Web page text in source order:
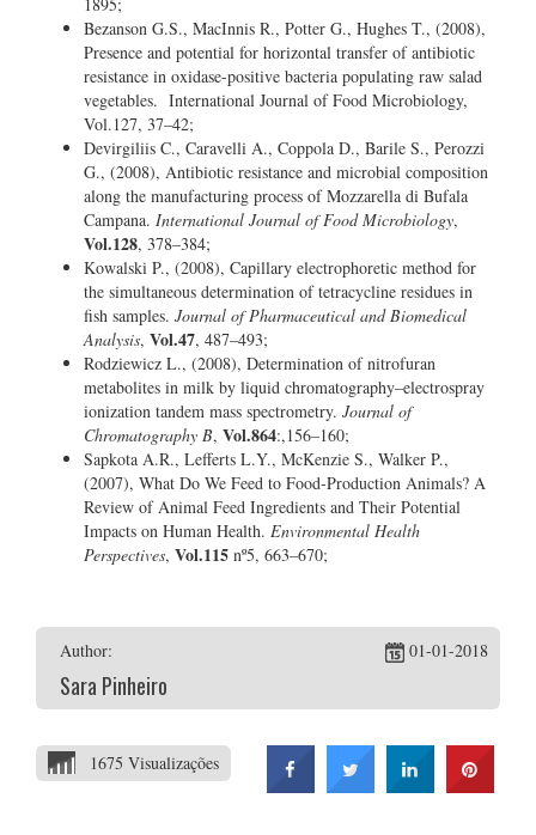
Bezanson G.S., MacInnis R., Potter G., Hughes T., (2008),
Presence and potential for horizontal transfer of antibiotic
resistance in oxidase-positive bacteria populating raw salad
vegetables. International Journal of Food Microbiology,
Vol.127, 37–42;
Devirgiliis C., Caravelli A., Coppola D., Barile S., Perozzi
G., (2008), Antibiotic resistance and microbial composition
along the manufacturing process of Mozzarella di Bufala
Campana. International Journal of Food Microbiology,
Vol.128, 378–384;
Kowalski P., (2008), Capillary electrophoretic method for
the simultaneous determination of tetracycline residues in
fish samples. Journal of Pharmaceutical and Biomedical
Analysis, Vol.47, 487–493;
Rodziewicz L., (2008), Determination of nitrofuran
metabolites in milk by liquid chromatography–electrospray
ionization tandem mass spectrometry. Journal of
Chromatography B, Vol.864:,156–160;
Sapkota A.R., Lefferts L.Y., McKenzie S., Walker P.,
(2007), What Do We Feed to Food-Production Animals? A
Review of Animal Feed Ingredients and Their Potential
Impacts on Human Health. Environmental Health
Perspectives, Vol.115 nº5, 663–670;
Author:
Sara Pinheiro
01-01-2018
1675 Visualizações